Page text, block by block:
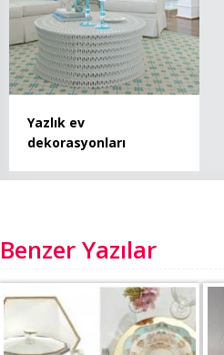
Yazlık ev
dekorasyonları
Benzer Yazılar